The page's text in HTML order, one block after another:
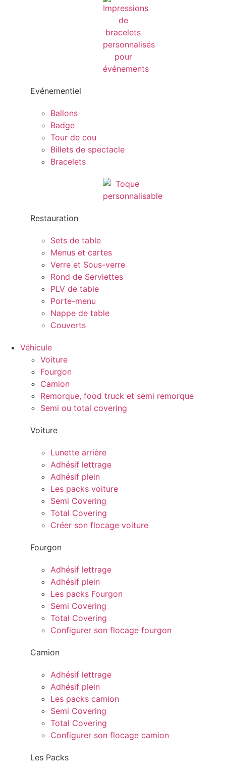
Evénementiel
Ballons
Badge
Tour de cou
Billets de spectacle
Bracelets
Restauration
Sets de table
Menus et cartes
Verre et Sous-verre
Rond de Serviettes
PLV de table
Porte-menu
Nappe de table
Couverts
Véhicule
Voiture
Fourgon
Camion
Remorque, food truck et semi remorque
Semi ou total covering
Voiture
Lunette arrière
Adhésif lettrage
Adhésif plein
Les packs voiture
Semi Covering
Total Covering
Créer son flocage voiture
Fourgon
Adhésif lettrage
Adhésif plein
Les packs Fourgon
Semi Covering
Total Covering
Configurer son flocage fourgon
Camion
Adhésif lettrage
Adhésif plein
Les packs camion
Semi Covering
Total Covering
Configurer son flocage camion
Les Packs